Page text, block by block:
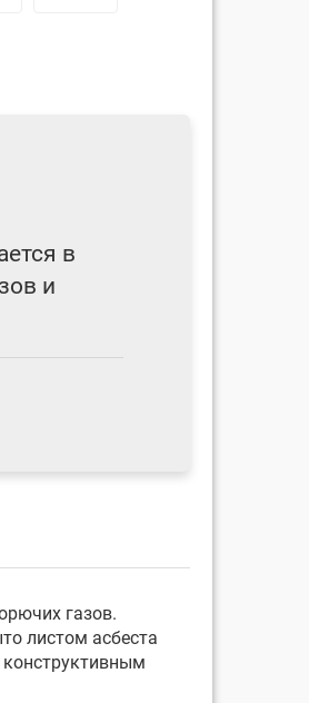
в
и
газов.
листом асбеста